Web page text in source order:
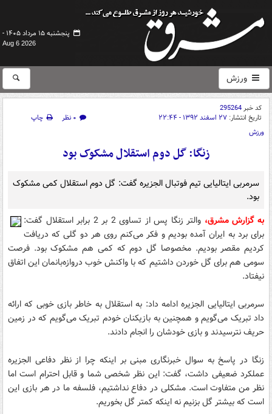
پنجشنبه ۱۵ مرداد ۱۴۰۵ -
Aug 6 2026
ورزش
کد خبر295264
تاریخ انتشار: ۲۷ اسفند ۱۳۹۲ - ۲۲:۴۴ ۰ نظر
چاپ
ورزش
زنگا: گل دوم استقلال مشکوک بود
سرمربی ایتالیایی تیم فوتبال الجزیره گفت: گل دوم استقلال کمی مشکوک
بود.
به گزارش مشرق،
والتر زنگا پس از تساوی 2 بر 2 برابر استقلال گفت:
برای برد به ایران آمده بودیم و فکر می‌کنم روی هر دو گلی که دریافت
کردیم مقصر بودیم. مخصوصا گل دوم که کمی هم مشکوک بود. فرصت
سومی هم برای گل خوردن داشتیم که با واکنش خوب دروازه‌بانمان این اتفاق
نیفتاد.
سرمربی ایتالیایی الجزیره ادامه داد: به استقلال به خاطر بازی خوبی که ارائه
داد تبریک می‌گویم و همچنین به بازیکنان خودم تبریک می‌گویم که در زمین
حریف نترسیدند و بازی خودشان را انجام دادند.
زنگا در پاسخ به سوال خبرنگاری مبنی بر اینکه چرا از نظر دفاعی الجزیره
عملکرد ضعیفی داشت، گفت: این نظر شخصی شما و قابل احترام است اما
نظر من متفاوت است. مشکلی در دفاع نداشتیم، فلسفه ما در هر بازی این
است که بیشتر گل بزنیم نه اینکه کمتر گل بخوریم.